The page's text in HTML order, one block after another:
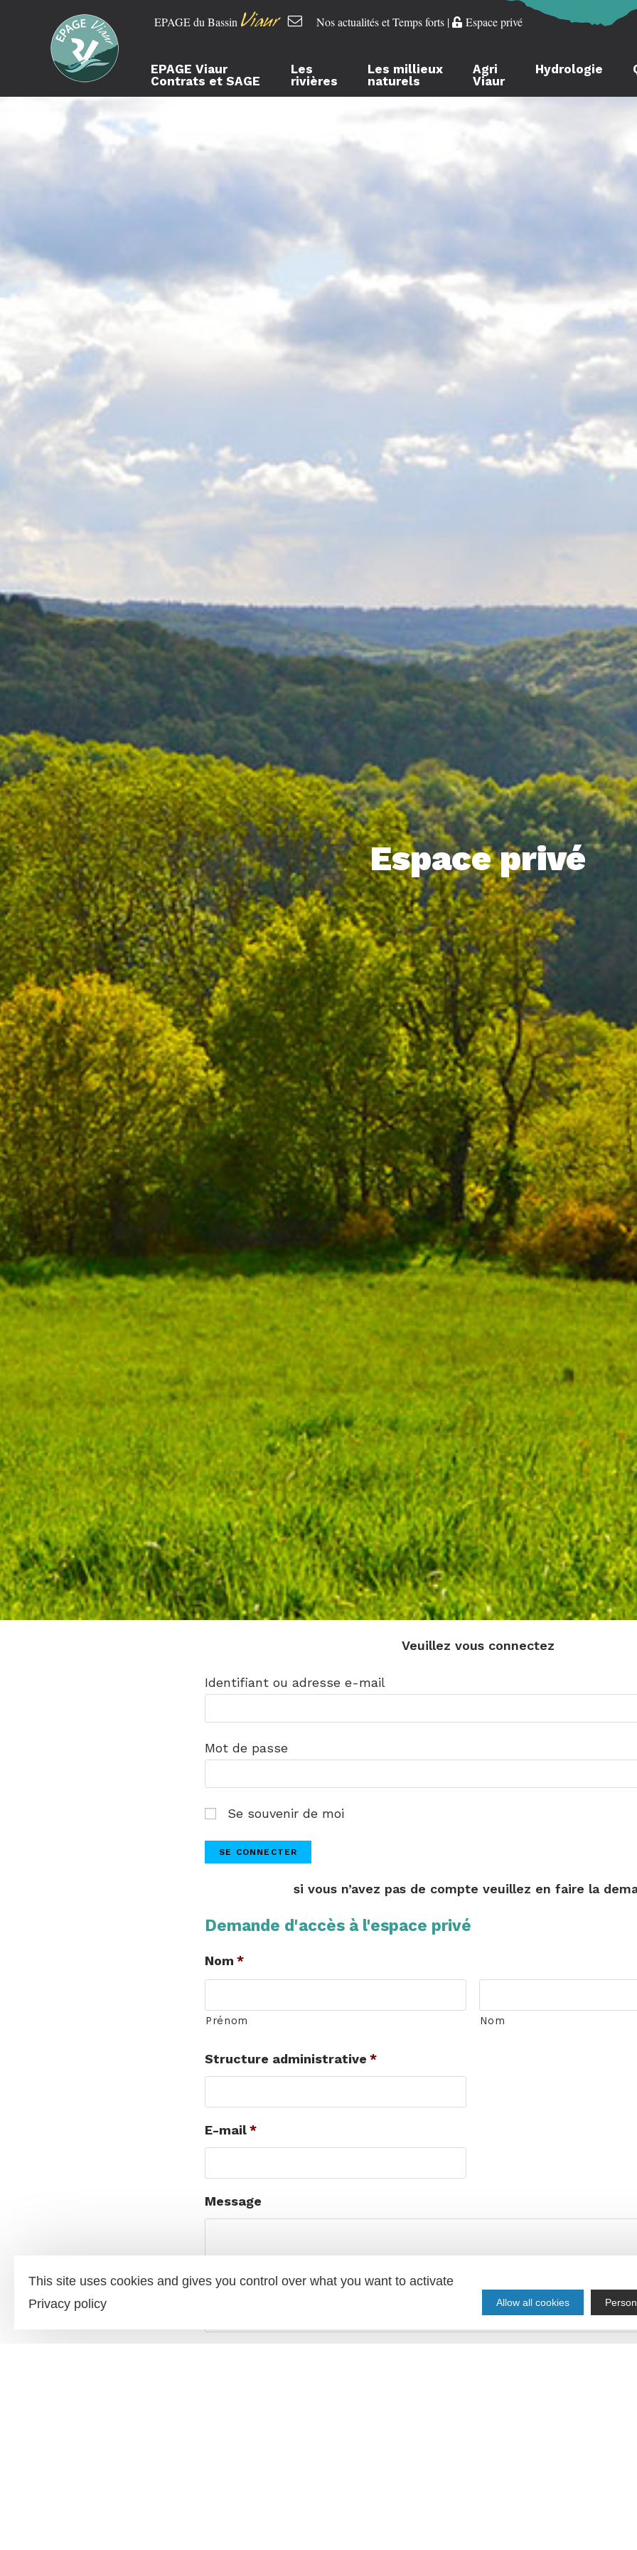
EPAGE du Bassin Viaur Nos actualités et Temps forts | Espace privé
EPAGE Viaur
Contrats et SAGE
Les
rivières
Les millieux
naturels
Agri
Viaur
Hydrologie
Espace privé
Veuillez vous connectez
Identifiant ou adresse e-mail
Mot de passe
Se souvenir de moi
si vous n’avez pas de compte veuillez en faire la
Demande d'accès à l'espace privé
Nom *
Prénom Nom
Structure administrative *
E-mail*
Message
This site uses cookies and gives you control over what you want to activate
Privacy policy
Allow all cookies